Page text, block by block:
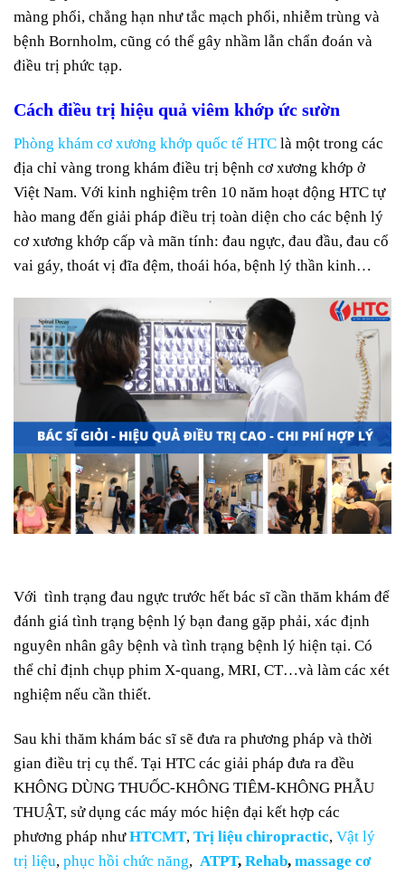
màng phổi, chẳng hạn như tắc mạch phổi, nhiễm trùng và
bệnh Bornholm, cũng có thể gây nhầm lẫn chẩn đoán và
điều trị phức tạp.
Cách điều trị hiệu quả viêm khớp ức sườn
Phòng khám cơ xương khớp quốc tế HTC là một trong các
địa chỉ vàng trong khám điều trị bệnh cơ xương khớp ở
Việt Nam. Với kinh nghiệm trên 10 năm hoạt động HTC tự
hào mang đến giải pháp điều trị toàn diện cho các bệnh lý
cơ xương khớp cấp và mãn tính: đau ngực, đau đầu, đau cổ
vai gáy, thoát vị đĩa đệm, thoái hóa, bệnh lý thần kinh…
Với tình trạng đau ngực trước hết bác sĩ cần thăm khám để
đánh giá tình trạng bệnh lý bạn đang gặp phải, xác định
nguyên nhân gây bệnh và tình trạng bệnh lý hiện tại. Có
thể chỉ định chụp phim X-quang, MRI, CT…và làm các xét
nghiệm nếu cần thiết.
Sau khi thăm khám bác sĩ sẽ đưa ra phương pháp và thời
gian điều trị cụ thể. Tại HTC các giải pháp đưa ra đều
KHÔNG DÙNG THUỐC-KHÔNG TIÊM-KHÔNG PHẪU
THUẬT, sử dụng các máy móc hiện đại kết hợp các
phương pháp nhưHTCMT, Trị liệu chiropractic, Vật lý
trị liệu, phục hồi chức năng, ATPT, Rehab, massage cơ